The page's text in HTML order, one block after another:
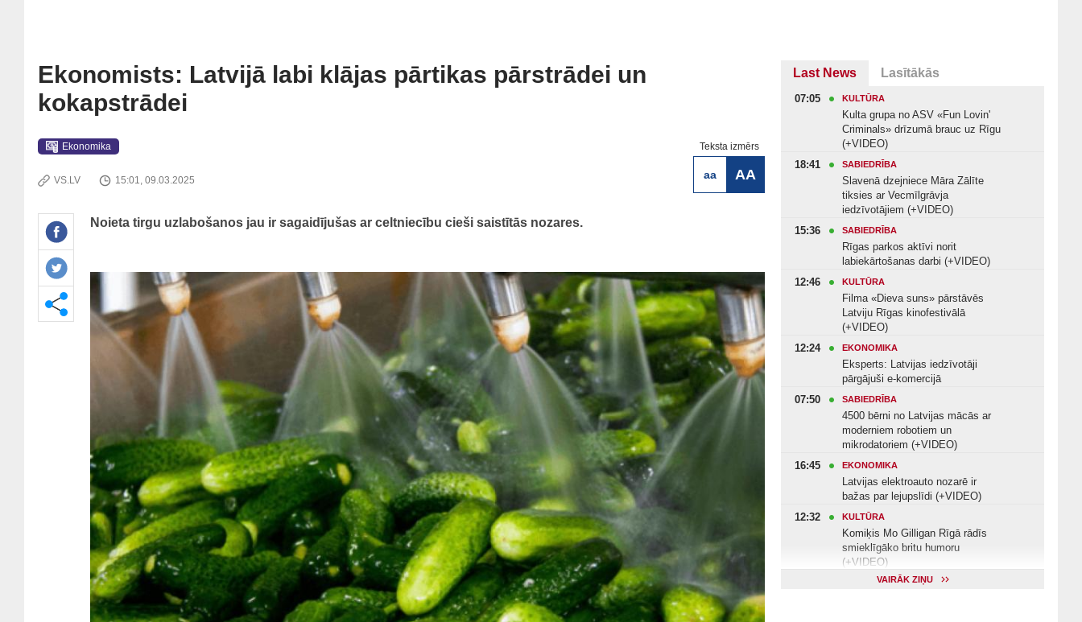
Ekonomists: Latvijā labi klājas pārtikas pārstrādei un
kokapstrādei
Teksta izmērs
aa AA
Ekonomika
VS.LV 15:01, 09.03.2025
Noieta tirgu uzlabošanos jau ir sagaidījušas ar celtniecību cieši saistītās nozares.
Last News Lasītākās
07:05 KULTŪRA
Kulta grupa no ASV «Fun Lovin'
Criminals» drīzumā brauc uz Rīgu
(+VIDEO)
18:41
SABIEDRĪBA
Slavenā dzejniece Māra Zālīte
tiksies ar Vecmīlgrāvja
iedzīvotājiem (+VIDEO)
15:36
SABIEDRĪBA
Rīgas parkos aktīvi norit
labiekārtošanas darbi (+VIDEO)
12:46
KULTŪRA
Filma «Dieva suns» pārstāvēs
Latviju Rīgas kinofestivālā
(+VIDEO)
12:24
EKONOMIKA
Eksperts: Latvijas iedzīvotāji
pārgājuši e-komercijā
07:50
SABIEDRĪBA
4500 bērni no Latvijas mācās ar
moderniem robotiem un
mikrodatoriem (+VIDEO)
16:45
EKONOMIKA
Latvijas elektroauto nozarē ir
bažas par lejupslīdi (+VIDEO)
12:32
KULTŪRA
Komiķis Mo Gilligan Rīgā rādīs
smieklīgāko britu humoru
(+VIDEO)
VESELĪBAVAIRĀK ZIŅU